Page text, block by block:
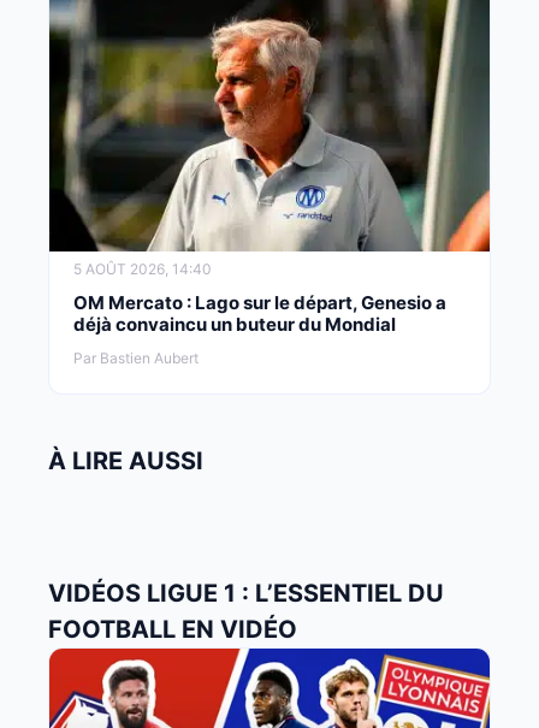
5 AOÛT 2026, 14:40
OM Mercato : Lago sur le départ, Genesio a
déjà convaincu un buteur du Mondial
Par Bastien Aubert
À LIRE AUSSI
VIDÉOS LIGUE 1 : L’ESSENTIEL DU
FOOTBALL EN VIDÉO